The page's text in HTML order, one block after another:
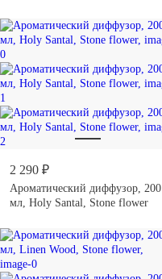
2 290 ₽
Ароматический диффузор, 200
мл, Holy Santal, Stone flower